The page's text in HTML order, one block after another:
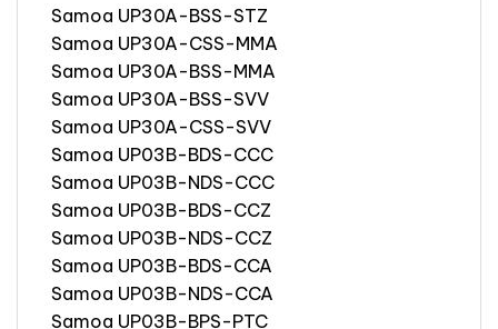
Samoa UP30A-BSS-STZ
Samoa UP30A-CSS-MMA
Samoa UP30A-BSS-MMA
Samoa UP30A-BSS-SVV
Samoa UP30A-CSS-SVV
Samoa UP03B-BDS-CCC
Samoa UP03B-NDS-CCC
Samoa UP03B-BDS-CCZ
Samoa UP03B-NDS-CCZ
Samoa UP03B-BDS-CCA
Samoa UP03B-NDS-CCA
Samoa UP03B-BPS-PTC